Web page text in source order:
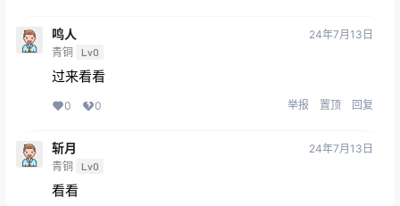
鸣人
青铜 Lv0
24年7月13日
过来看看
0 0 举报 置顶 回复
斩月
青铜 Lv0
24年7月13日
看看